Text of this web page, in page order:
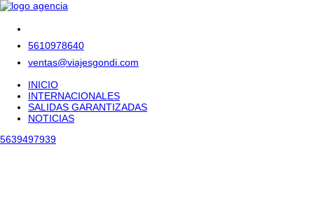
5610978640
ventas@viajesgondi.com
INICIO
INTERNACIONALES
SALIDAS GARANTIZADAS
NOTICIAS
5639497939